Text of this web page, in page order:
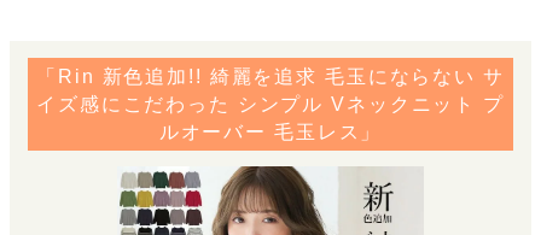
「Rin 新色追加!! 綺麗を追求 毛玉にならない サ
イズ感にこだわった シンプル Vネックニット プ
ルオーバー 毛玉レス」